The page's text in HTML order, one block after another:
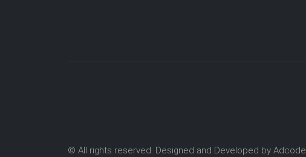
© All rights reserved. Designed and Developed by Adcode